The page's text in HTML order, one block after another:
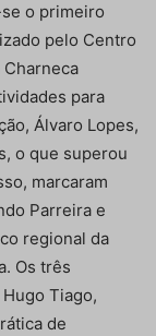
o primeiro
pelo Centro
para
Álvaro Lopes,
o que superou
marcaram
Parreira e
regional da
Os três
Tiago,
de